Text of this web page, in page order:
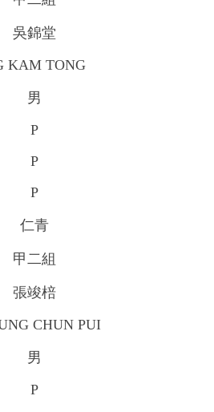
吳錦堂
KAM TONG
男
P
P
P
仁青
甲二組
張竣棓
CHUN PUI
男
P